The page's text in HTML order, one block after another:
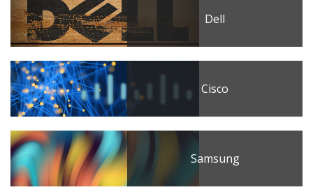
Dell
Cisco
Samsung